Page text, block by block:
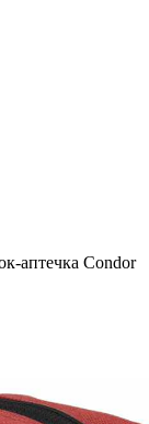
аптечка Condor